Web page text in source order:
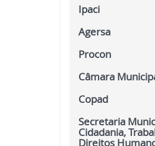
Ipaci
Agersa
Procon
Câmara
Copad
Secretaria
Cidadania,
Direitos